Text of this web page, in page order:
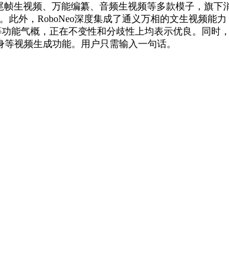
生视频、万能编纂、音频生视频等多款模子，旗
此外，RoboNeo深度集成了通义万相的文生视频能
能气概，正在不变性和分歧性上均表示优良。同
视频生成功能。用户只需输入一句话。